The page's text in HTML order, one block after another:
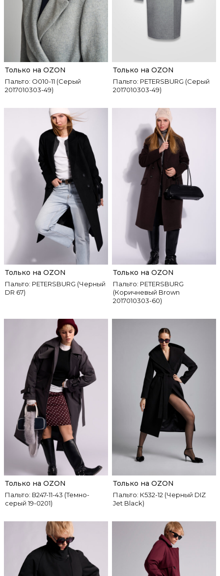
Пальто: О010-11 (Серый
2017010303-49)
Только на OZON
Пальто: PETERSBURG (Серый
2017010303-49)
Только на OZON
Пальто: PETERSBURG (Черный
DR 67)
Только на OZON
Пальто: PETERSBURG
(Коричневый Brown
2017010303-60)
Только на OZON
Пальто: В247-11-43 (Темно-
серый 19-0201)
Только на OZON
Пальто: К532-12 (Черный DIZ
Jet Black)
Только на OZON